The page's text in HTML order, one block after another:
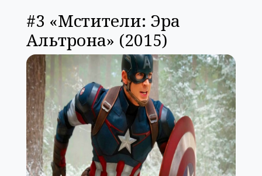
#3 «Мстители: Эра
Альтрона» (2015)